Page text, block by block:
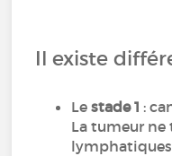
Il existe
Lestade 1 :
La tumeur ne